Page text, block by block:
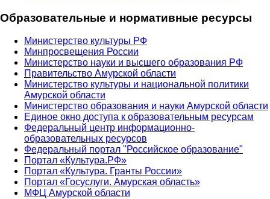
Образовательные и нормативные ресурсы
Министерство культуры РФ
Минпросвещения России
Министерство науки и высшего образования РФ
Правительство Амурской области
Министерство культуры и национальной политики
Амурской области
Министерство образования и науки Амурской области
Единое окно доступа к образовательным ресурсам
Федеральный центр информационно-
образовательных ресурсов
Федеральный портал "Российское образование"
Портал «Культура.РФ»
Портал «Культура. Гранты России»
Портал «Госуслуги. Амурская область»
МФЦ Амурской области